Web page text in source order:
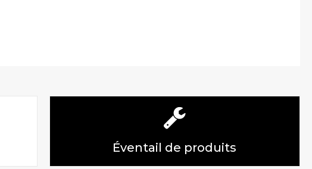
Éventail de produits